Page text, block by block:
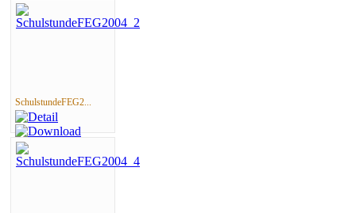
SchulstundeFEG2...